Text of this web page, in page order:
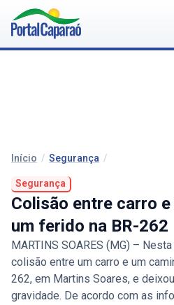
Início / Segurança /
Segurança
Colisão entre carro
um ferido na BR-262
MARTINS SOARES (MG) –
colisão entre um carro e um
262, em Martins Soares, e
gravidade. De acordo com as